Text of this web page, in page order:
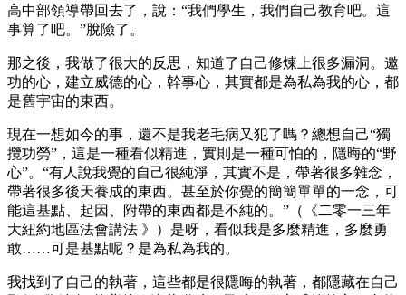
高中部領導帶回去了，說：“我們學生，我們自己教育吧。這
事算了吧。”脫險了。
那之後，我做了很大的反思，知道了自己修煉上很多漏洞。邀
功的心，建立威德的心，幹事心，其實都是為私為我的心，都
是舊宇宙的東西。
現在一想如今的事，還不是我老毛病又犯了嗎？總想自己“獨
攬功勞”，這是一種看似精進，實則是一種可怕的，隱晦的“野
心”。“有人說我覺的自己很純淨，其實不是，帶著很多雜念，
帶著很多後天養成的東西。甚至於你覺的簡簡單單的一念，可
能這基點、起因、附帶的東西都是不純的。”（《二零一三年
大紐約地區法會講法 》）是呀，看似我是多麼精進，多麼勇
敢……可是基點呢？是為私為我的。
我找到了自己的執著，這些都是很隱晦的執著，都隱藏在自己